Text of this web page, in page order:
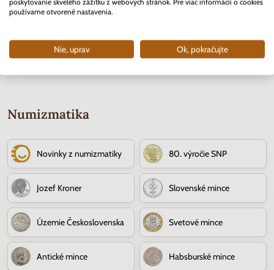
3.70 €
Numizmatika
Novinky z numizmatiky 80. výročie SNP
Jozef Kroner Slovenské mince
Územie Československa Svetové mince
Antické mince Habsburské mince
poskytovanie skvelého zážitku z webových stránok. Pre viac informácií o cookies
používame otvorené nastavenia.
Nie, uprav Ok, pokračujte